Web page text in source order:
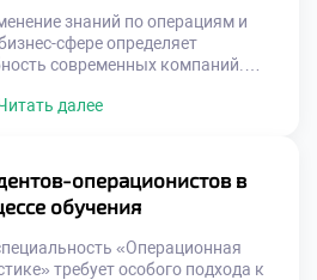
к компетенциям. […]
знаний по операциям и
сфере определяет
современных компаний.
предприятиях. Бизнес ожидает
в измеримые
Понимание этого принципа
от теоретика. Работодатели
навыки выше академических
Способность […]
далее
операционистов в
обучения
«Операционная
требует особого подхода к